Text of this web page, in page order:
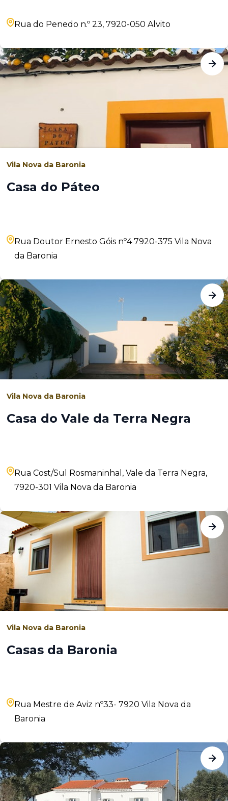
Rua do Penedo n.º 23, 7920-050 Alvito
Vila Nova da Baronia
Casa do Páteo
Rua Doutor Ernesto Góis nº4 7920-375 Vila Nova
da Baronia
Vila Nova da Baronia
Casa do Vale da Terra Negra
Rua Cost/Sul Rosmaninhal, Vale da Terra Negra,
7920-301 Vila Nova da Baronia
Vila Nova da Baronia
Casas da Baronia
Rua Mestre de Aviz nº33- 7920 Vila Nova da
Baronia